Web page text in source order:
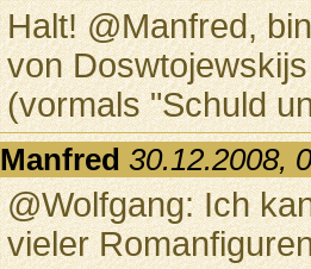
Halt! @Manfred,
von
(vormals "Schuld
Manfred 30.12.2008,
@Wolfgang: Ich
vieler